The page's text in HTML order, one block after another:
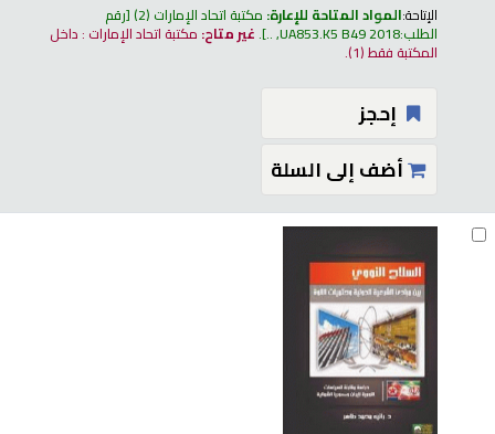
الإتاحة:المواد المتاحة للإعارة: مكتبة اتحاد الإمارات (2) رقم
الطلب:UA853.K5 B49 2018, ..
.غير متاح: مكتبة اتحاد الإمارات : داخل
المكتبة فقط(1).
إحجز
أضف إلى السلة